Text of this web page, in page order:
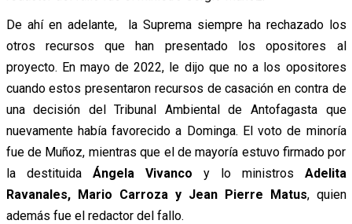
De ahí en adelante, la Suprema siempre ha rechazado los
otros recursos que han presentado los opositores al
proyecto. En mayo de 2022, le dijo que no a los opositores
cuando estos presentaron recursos de casación en contra de
una decisión del Tribunal Ambiental de Antofagasta que
nuevamente había favorecido a Dominga. El voto de minoría
fue de Muñoz, mientras que el de mayoría estuvo firmado por
la destituida Ángela Vivanco y lo ministros Adelita
Ravanales, Mario Carroza y Jean Pierre Matus, quien
además fue el redactor del fallo.